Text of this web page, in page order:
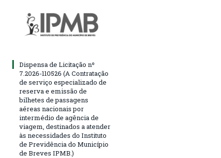
Dispensa de Licitação nº
7.2026-110526 (A Contratação
de serviço especializado de
reserva e emissão de
bilhetes de passagens
aéreas nacionais por
intermédio de agência de
viagem, destinados a atender
às necessidades do Instituto
de Previdência do Município
de Breves IPMB.)